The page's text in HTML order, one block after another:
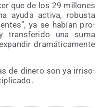
que de los 29 millo­nes
ayu­da acti­va, robus­ta
ya se habían pro­
trans­fe­ri­do una suma
dra­má­ti­ca­men­te
de dine­ro son ya irri­so­